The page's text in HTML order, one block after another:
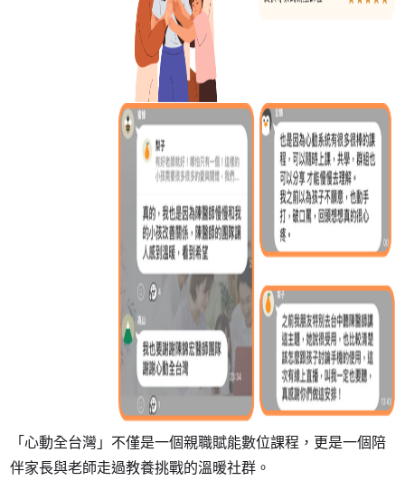
「心動全台灣」不僅是一個親職賦能數位課程，更是一個陪
伴家長與老師走過教養挑戰的溫暖社群。